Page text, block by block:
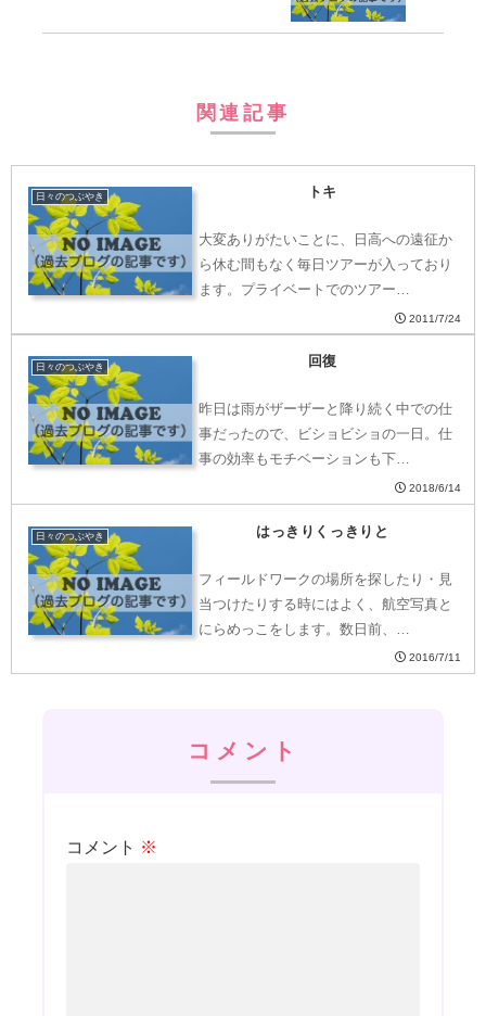
関連記事
日々のつぶやき トキ
大変ありがたいことに、日高への遠征か
ら休む間もなく毎日ツアーが入っており
ます。プライベートでのツアー…
2011/7/24
日々のつぶやき 回復
昨日は雨がザーザーと降り続く中での仕
事だったので、ビショビショの一日。仕
事の効率もモチベーションも下…
2018/6/14
日々のつぶやき はっきりくっきりと
フィールドワークの場所を探したり・見
当つけたりする時にはよく、航空写真と
にらめっこをします。数日前、…
2016/7/11
コメント
コメント ※